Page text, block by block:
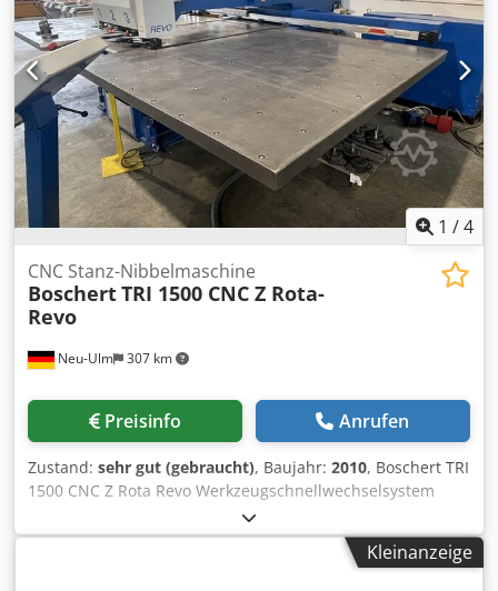
1 /4
Neu-Ulm 307 km
CNC Stanz-Nibbelmaschine
BoschertTRI 1500 CNC Z Rota-
Revo
Preisinfo Anrufen
Zustand: sehr gut (gebraucht), Baujahr: 2010, Boschert TRI
1500 CNC Z Rota Revo Werkzeugschnellwechselsystem
TRUMPF Stanzkraft: 3x 280 kN (28 Tonnen) Station1 Trumpf
SystemWerkzeug -Gr. 3 (105 mm) mit Sprühvorrichtung
Station2 Trumpf SystemWerkzeug- Gr. 3 (105 mm) Rotation
Kleinanzeige